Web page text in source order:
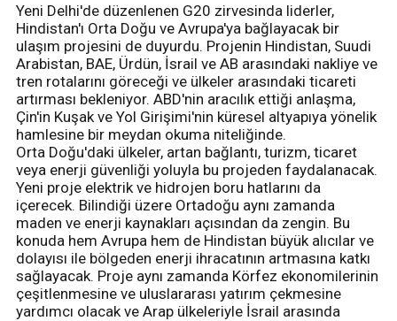
Yeni Delhi'de düzenlenen G20 zirvesinda liderler,
Hindistan'ı Orta Doğu ve Avrupa'ya bağlayacak bir
ulaşım projesini de duyurdu. Projenin Hindistan, Suudi
Arabistan, BAE, Ürdün, İsrail ve AB arasındaki nakliye ve
tren rotalarını göreceği ve ülkeler arasındaki ticareti
artırması bekleniyor. ABD'nin aracılık ettiği anlaşma,
Çin'in Kuşak ve Yol Girişimi'nin küresel altyapıya yönelik
hamlesine bir meydan okuma niteliğinde.
Orta Doğu'daki ülkeler, artan bağlantı, turizm, ticaret
veya enerji güvenliği yoluyla bu projeden faydalanacak.
Yeni proje elektrik ve hidrojen boru hatlarını da
içerecek. Bilindiği üzere Ortadoğu aynı zamanda
maden ve enerji kaynakları açısından da zengin. Bu
konuda hem Avrupa hem de Hindistan büyük alıcılar ve
dolayısı ile bölgeden enerji ihracatının artmasına katkı
sağlayacak. Proje aynı zamanda Körfez ekonomilerinin
çeşitlenmesine ve uluslararası yatırım çekmesine
yardımcı olacak ve Arap ülkeleriyle İsrail arasında